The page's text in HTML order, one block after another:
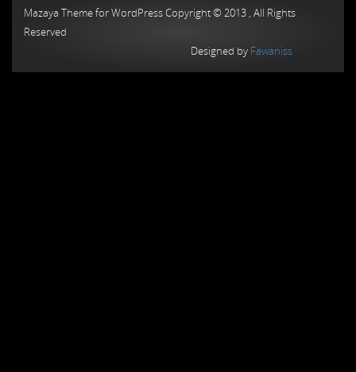
Mazaya Theme for WordPress Copyright © 2013 , All Rights
Reserved
Designed by Fawaniss